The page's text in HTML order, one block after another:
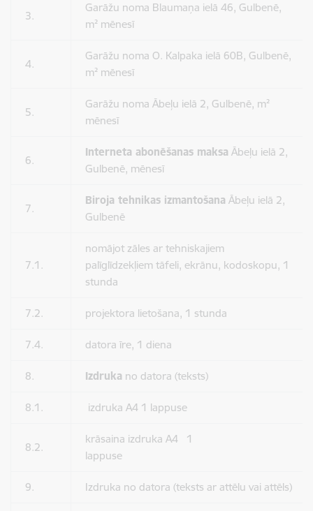
3.
Garāžu noma Blaumaņa ielā 46, Gulbenē,
m² mēnesī
4.
Garāžu noma O. Kalpaka ielā 60B, Gulbenē,
m² mēnesī
5.
Garāžu noma Ābeļu ielā 2, Gulbenē, m²
mēnesī
6.
Interneta abonēšanas maksa Ābeļu ielā 2,
Gulbenē, mēnesī
7.
Biroja tehnikas izmantošana Ābeļu ielā 2,
Gulbenē
7.1.
nomājot zāles ar tehniskajiem
palīglīdzekļiem tāfeli, ekrānu, kodoskopu, 1
stunda
7.2. projektora lietošana, 1 stunda
7.4. datora īre, 1 diena
8. Izdruka no datora (teksts)
8.1. izdruka A4 1 lappuse
8.2.
krāsaina izdruka A4 1
lappuse
9. Izdruka no datora (teksts ar attēlu vai attēls)